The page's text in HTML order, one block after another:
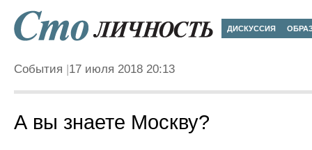
ДИСКУССИЯ
События 17 июля 2018 20:13
А вы знаете Москву?